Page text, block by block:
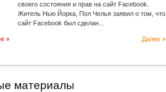
»
своего состояния и прав на сайт Facebook.
Житель Нью Йорка, Пол Челья заявил о том, что
сайт Facebook был сделан...
Далее »
материалы